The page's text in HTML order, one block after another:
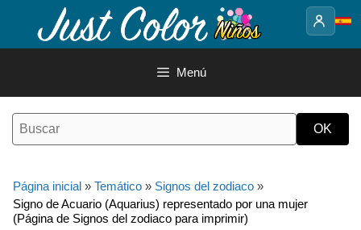
contenido
Menú
Página inicial » Temático » Signos del zodiaco »
Signo de Acuario (Aquarius) representado por una mujer
(Página de Signos del zodiaco para imprimir)